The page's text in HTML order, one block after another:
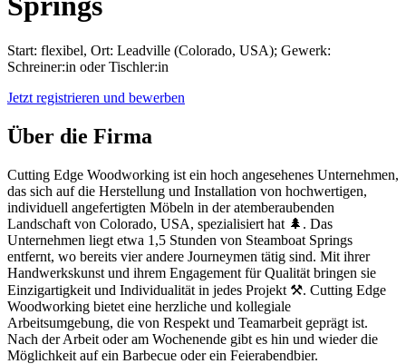
Start: flexibel, Ort: Leadville (Colorado, USA); Gewerk:
Schreiner:in oder Tischler:in
Jetzt registrieren und bewerben
Über die Firma
Cutting Edge Woodworking ist ein hoch angesehenes Unternehmen,
das sich auf die Herstellung und Installation von hochwertigen,
individuell angefertigten Möbeln in der atemberaubenden
Landschaft von Colorado, USA, spezialisiert hat 🌲. Das
Unternehmen liegt etwa 1,5 Stunden von Steamboat Springs
entfernt, wo bereits vier andere Journeymen tätig sind. Mit ihrer
Handwerkskunst und ihrem Engagement für Qualität bringen sie
Einzigartigkeit und Individualität in jedes Projekt ⚒️. Cutting Edge
Woodworking bietet eine herzliche und kollegiale
Arbeitsumgebung, die von Respekt und Teamarbeit geprägt ist.
Nach der Arbeit oder am Wochenende gibt es hin und wieder die
Möglichkeit auf ein Barbecue oder ein Feierabendbier.